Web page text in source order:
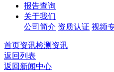
报告查询
关于我们
公司简介 资质认证 视频
首页资讯检测资讯
返回列表
返回新闻中心